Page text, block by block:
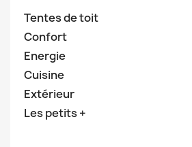
Tentes de toit
Confort
Energie
Cuisine
Extérieur
Les petits +